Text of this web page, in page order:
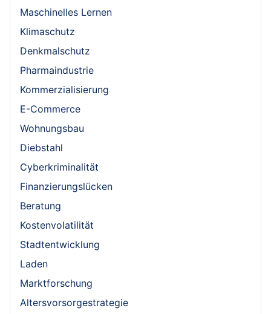
Maschinelles Lernen
Klimaschutz
Denkmalschutz
Pharmaindustrie
Kommerzialisierung
E-Commerce
Wohnungsbau
Diebstahl
Cyberkriminalität
Finanzierungslücken
Beratung
Kostenvolatilität
Stadtentwicklung
Laden
Marktforschung
Altersvorsorgestrategie